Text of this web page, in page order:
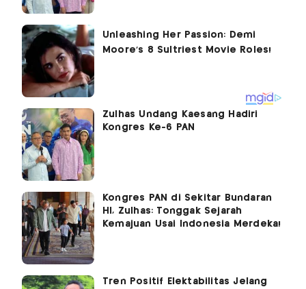
Zulhas Undang Kaesang Hadiri
Kongres Ke-6 PAN
Kongres PAN di Sekitar Bundaran
HI, Zulhas: Tonggak Sejarah
Kemajuan Usai Indonesia Merdeka!
Tren Positif Elektabilitas Jelang